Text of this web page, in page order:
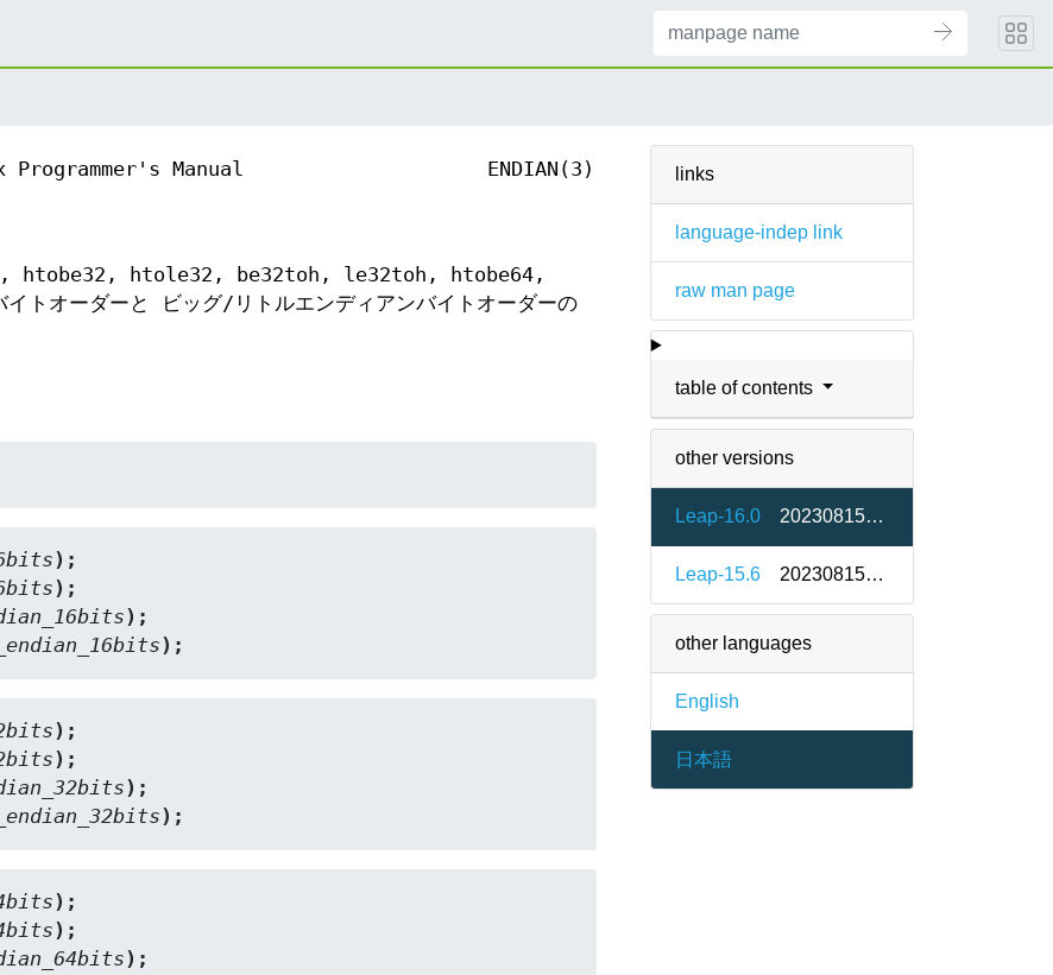
links
language-indep link
raw man page
table of contents
other versions
Leap-16.0 20230815-bp160.1.9
Leap-15.6 20230815-bp156.1.1
other languages
English
日本語
Programmer's Manual ENDIAN(3)
htobe32, htole32, be32toh, le32toh, htobe64,
ーダーと ビッグ/リトルエンディアンバイトオーダーの
);
);
);
);
);
);
);
);
);
);
);